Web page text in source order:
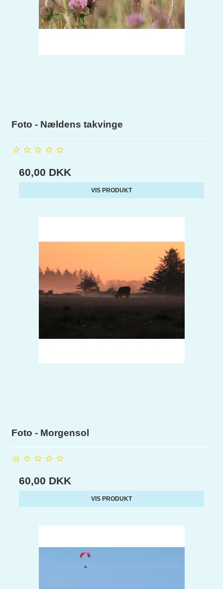
Foto - Nældens takvinge
60,00 DKK
VIS PRODUKT
Foto - Morgensol
60,00 DKK
VIS PRODUKT